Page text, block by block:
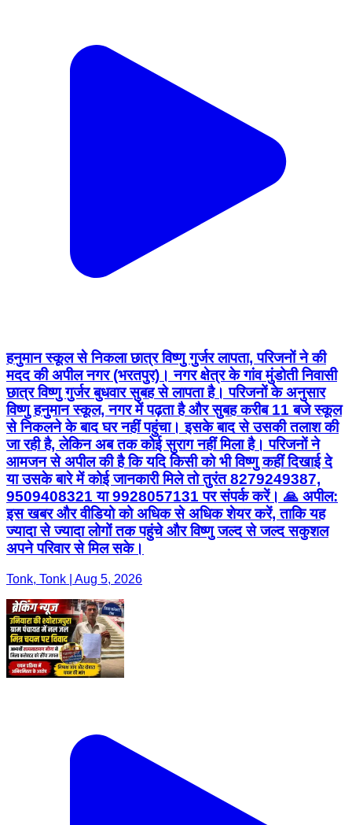
हनुमान स्कूल से निकला छात्र विष्णु गुर्जर लापता, परिजनों ने की
मदद की अपील नगर (भरतपुर)। नगर क्षेत्र के गांव मुंडोती निवासी
छात्र विष्णु गुर्जर बुधवार सुबह से लापता है। परिजनों के अनुसार
विष्णु हनुमान स्कूल, नगर में पढ़ता है और सुबह करीब 11 बजे स्कूल
से निकलने के बाद घर नहीं पहुंचा। इसके बाद से उसकी तलाश की
जा रही है, लेकिन अब तक कोई सुराग नहीं मिला है। परिजनों ने
आमजन से अपील की है कि यदि किसी को भी विष्णु कहीं दिखाई दे
या उसके बारे में कोई जानकारी मिले तो तुरंत 8279249387,
9509408321 या 9928057131 पर संपर्क करें। 🙏 अपील:
इस खबर और वीडियो को अधिक से अधिक शेयर करें, ताकि यह
ज्यादा से ज्यादा लोगों तक पहुंचे और विष्णु जल्द से जल्द सकुशल
अपने परिवार से मिल सके।
Tonk, Tonk | Aug 5, 2026